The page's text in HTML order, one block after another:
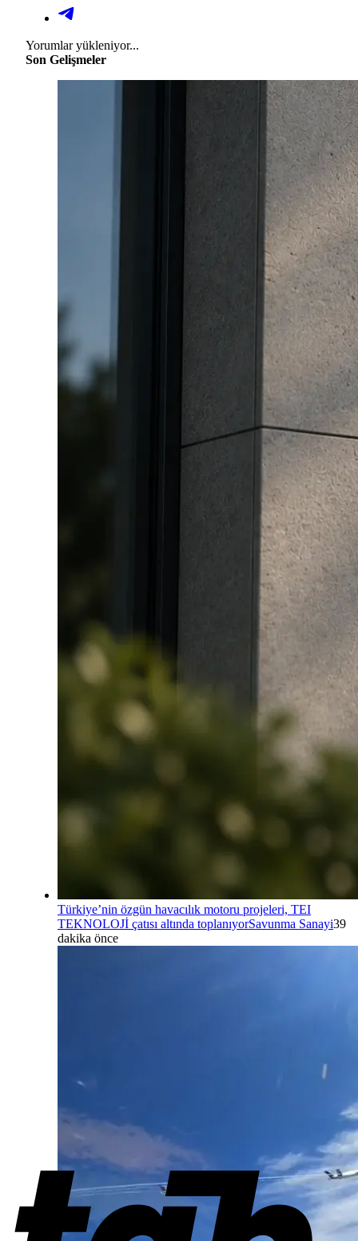
Yorumlar yükleniyor...
Son Gelişmeler
Türkiye’nin özgün havacılık motoru projeleri, TEI
TEKNOLOJİ çatısı altında toplanıyorSavunma Sanayi39
dakika önce